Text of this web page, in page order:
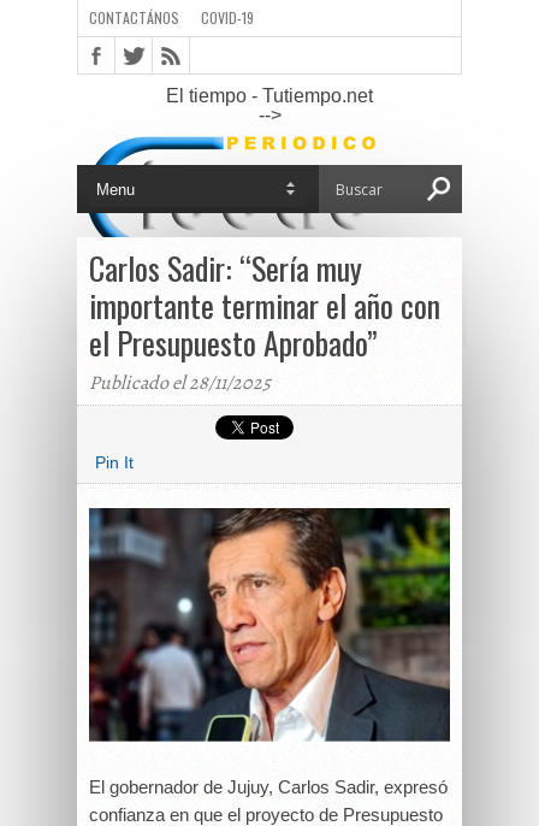
CONTACTÁNOS COVID-19
El tiempo - Tutiempo.net
-->
Carlos Sadir: “Sería muy
importante terminar el año con
el Presupuesto Aprobado”
Publicado el 28/11/2025
Pin It
El gobernador de Jujuy, Carlos Sadir, expresó
confianza en que el proyecto de Presupuesto